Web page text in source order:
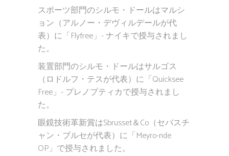
スポーツ部門のシルモ・ドールはマルシ
ョン（アルノー・デヴィルデールが代
表）に「Flyfree」- ナイキで授与されまし
た。
装置部門のシルモ・ドールはサルゴス
（ロドルフ・テスが代表）に「Quicksee
Free」- プレノプティカで授与されまし
た。
眼鏡技術革新賞はSbrusset＆Co（セバスチ
ャン・ブルセが代表）に「Meyro-nde
OP」で授与されました。